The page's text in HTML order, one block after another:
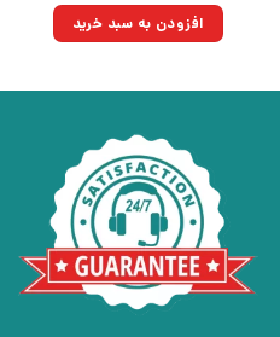
۴۵۰,۰۰۰تومان
بود.
۳۱۲,۷۵۰تومان.افزودن به سبد خرید